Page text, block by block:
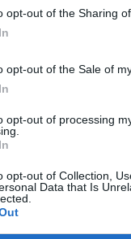
opt-out of the Sharing
opt-out of the Sale of
opt-out of processing
opt-out of Collection,
Data that Is
VorreiAggiungere